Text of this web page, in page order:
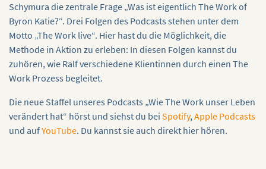
Schymura die zentrale Frage „Was ist eigentlich The Work of
Byron Katie?“. Drei Folgen des Podcasts stehen unter dem
Motto „The Work live“. Hier hast du die Möglichkeit, die
Methode in Aktion zu erleben: In diesen Folgen kannst du
zuhören, wie Ralf verschiedene Klientinnen durch einen The
Work Prozess begleitet.
Die neue Staffel unseres Podcasts „Wie The Work unser Leben
verändert hat“ hörst und siehst du bei Spotify,Apple Podcasts
und aufYouTube. Du kannst sie auch direkt hier hören.